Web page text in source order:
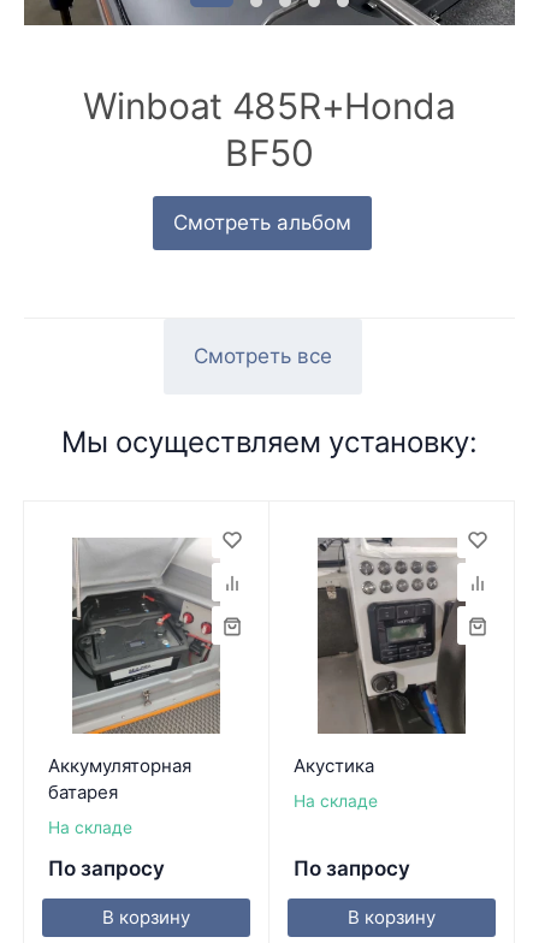
Winboat 485R+Honda
BF50
Смотреть альбом
Смотреть все
Мы осуществляем установку:
Аккумуляторная
батарея
На складе
По запросу
В корзину
Акустика
На складе
По запросу
В корзину